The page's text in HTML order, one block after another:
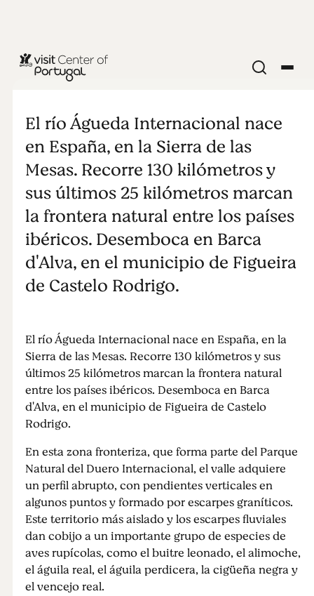
NATURALEZA Y AIRE LIBRE
Observación
de estrellas
en el Río
Águeda
Internacional
El río Águeda Internacional nace
en España, en la Sierra de las
Mesas. Recorre 130 kilómetros y
sus últimos 25 kilómetros marcan
la frontera natural entre los países
ibéricos. Desemboca en Barca
d'Alva, en el municipio de Figueira
de Castelo Rodrigo.
El río Águeda Internacional nace en España, en la
Sierra de las Mesas. Recorre 130 kilómetros y sus
últimos 25 kilómetros marcan la frontera natural
entre los países ibéricos. Desemboca en Barca
d'Alva, en el municipio de Figueira de Castelo
Rodrigo.
En esta zona fronteriza, que forma parte del Parque
Natural del Duero Internacional, el valle adquiere
un perfil abrupto, con pendientes verticales en
algunos puntos y formado por escarpes graníticos.
Este territorio más aislado y los escarpes fluviales
dan cobijo a un importante grupo de especies de
aves rupícolas, como el buitre leonado, el alimoche,
el águila real, el águila perdicera, la cigüeña negra y
el vencejo real.